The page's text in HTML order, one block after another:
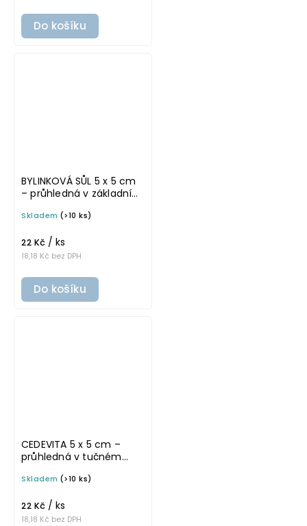
Do košíku
BYLINKOVÁ SŮL 5 x 5 cm
– průhledná v základním
samolepka na
Skladem (>10 ks)
18,18 Kč bez DPH
22 Kč / ks
Do košíku
CEDEVITA 5 x 5 cm –
průhledná v tučném
samolepka na
Skladem (>10 ks)
18,18 Kč bez DPH
22 Kč / ks